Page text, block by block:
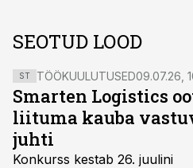
SEOTUD LOOD
ST TÖÖKUULUTUSED09.07.26,
Smarten Logistics
liituma kauba
juhti
Konkurss kestab 26. juulini